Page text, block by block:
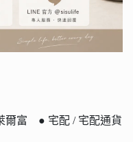
爾富 ● 宅配 / 宅配通貨